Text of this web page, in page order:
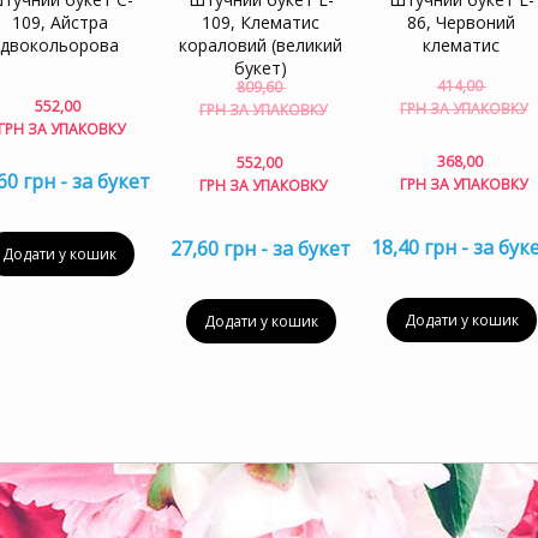
109, Айстра
двокольорова
552,00
ЗА УПАКОВКУ
грн - за букет
Додати у кошик
109, Клематис
кораловий (великий
букет)
809,60
ГРН ЗА УПАКОВКУ
Оригінальна
809,60 грн
упаковку.
552,00
ГРН ЗА УПАКОВКУціна:
упаковку.
27,60 грн - за букет
Додати у кошик
86, Червоний
клематис
414,00
ГРН ЗА УПАКОВКУ
368,00
ГРН ЗА УПАКОВКУ
18,40 грн - за
Додати у кошик